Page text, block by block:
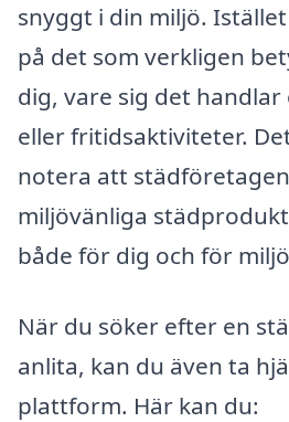
snyggt i din miljö.
på det som verkligen
dig, vare sig det
eller fritidsaktiviteter.
notera att
miljövänliga
både för dig och för
När du söker efter en
anlita, kan du även ta
plattform. Här kan du: